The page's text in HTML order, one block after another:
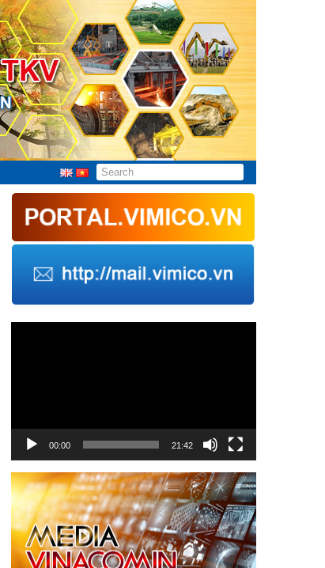
00:00 21:42